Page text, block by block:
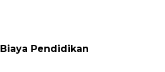
Biaya Pendidikan